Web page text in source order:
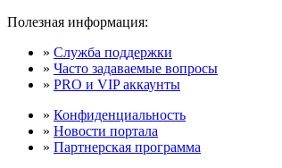
Полезная информация:
» Служба поддержки
» Часто задаваемые вопросы
» PRO и VIP аккаунты
» Конфиденциальность
» Новости портала
» Партнерская программа